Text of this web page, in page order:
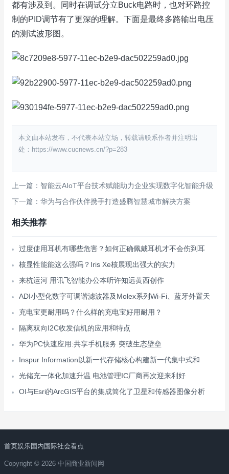
都有涉及到。同时在调试分立Buck电路时，也对环路控
制的PID调节有了更深的理解。下面是最终多路输出电压
的测试波形图。
本文由本站发布，不代表本站立场，转载请联系作者并注明出
处：https://www.cucnews.cn/?p=283
上一篇：智能云AIoT平台技术赋能助力企业实现数字化智能升级
下一篇：华为与合作伙伴携手打造盛腾智慧城市解决方案
相关推荐
过度使用耳机有哪些危害？如何正确佩戴耳机才不会伤到耳
核显性能能这么强吗？Iris Xe核展现出强大的实力
来杭运河 用讯飞智能办公本听许知远黄西创作
ADI小型化数字可调谐滤波器及Molex系列Wi-Fi、蓝牙外置天
充电宝更耐用吗？什么样的充电宝好用耐用？
隔离双向I2C收发信机的应用和特点
华为PC快速应用:共享手机服务 突破生态壁垒
Inspur Information以新一代存储核心构建新一代集中式和
光储充一体化加速升温 电池管理IC厂商再次迎来利好
OI与Esri的ArcGIS平台的集成简化了卫星和传感器图像分析
首页娱乐国内 国际社会看点
Copyright © 2026 中国商业新闻网